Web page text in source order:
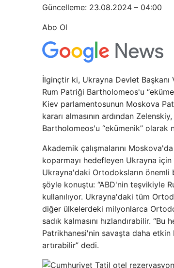
Güncelleme: 23.08.2024 – 04:00
Abo Ol
İlginçtir ki, Ukrayna Devlet
Rum Patriği Bartholomeos'u
Kiev parlamentosunun Moskova
kararı almasının ardından
Bartholomeos'u “ekümenik” olarak
Akademik çalışmalarını
koparmayı hedefleyen Ukrayna
Ukrayna'daki Ortodoksların önemli
şöyle konuştu: “ABD'nin teşvikiyle
kullanılıyor. Ukrayna'daki tüm
diğer ülkelerdeki milyonlarca
sadık kalmasını hızlandırabilir.
Patrikhanesi'nin savaşta daha etkin
artırabilir” dedi.